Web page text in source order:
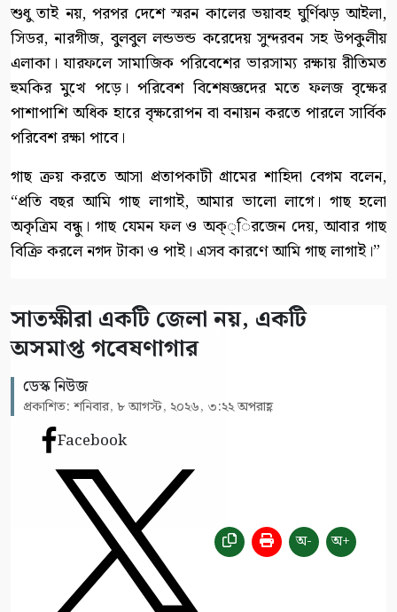
শুধু তাই নয়, পরপর দেশে স্মরন কালের ভয়াবহ ঘুর্ণিঝড় আইলা,
সিডর, নারগীজ, বুলবুল লন্ডভন্ড করেদেয় সুন্দরবন সহ উপকুলীয়
এলাকা। যারফলে সামাজিক পরিবেশের ভারসাম্য রক্ষায় রীতিমত
হুমকির মুখে পড়ে। পরিবেশ বিশেষজ্ঞদের মতে ফলজ বৃক্ষের
পাশাপাশি অধিক হারে বৃক্ষরোপন বা বনায়ন করতে পারলে সার্বিক
পরিবেশ রক্ষা পাবে।
গাছ ক্রয় করতে আসা প্রতাপকাটী গ্রামের শাহিদা বেগম বলেন,
“প্রতি বছর আমি গাছ লাগাই, আমার ভালো লাগে। গাছ হলো
অকৃত্রিম বন্ধু। গাছ যেমন ফল ও অক্্িরজেন দেয়, আবার গাছ
বিক্রি করলে নগদ টাকা ও পাই। এসব কারণে আমি গাছ লাগাই।”
সাতক্ষীরা একটি জেলা নয়, একটি
অসমাপ্ত গবেষণাগার
ডেস্ক নিউজ
প্রকাশিত: শনিবার, ৮ আগস্ট, ২০২৬, ৩:২২ অপরাহ্ণ
Facebook
অ- অ+